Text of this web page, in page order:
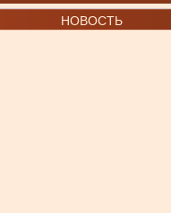
НОВОСТЬ